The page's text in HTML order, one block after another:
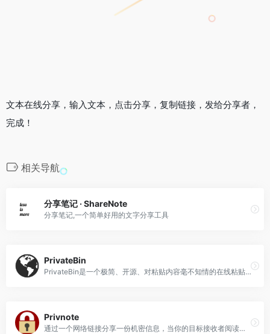
文本在线分享，输入文本，点击分享，复制链接，发给分享者，
完成！
相关导航
分享笔记 · ShareNote
分享笔记,一个简单好用的文字分享工具
PrivateBin
PrivateBin是一个极简、开源、对粘贴内容毫不知情的在线粘贴板，数据在浏览器内进行AES-256加密。
Privnote
通过一个网络链接分享一份机密信息，当你的目标接收者阅读后，它会自动销毁。